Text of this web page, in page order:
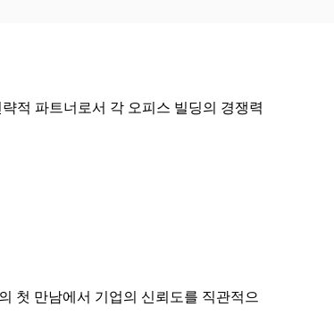
적 파트너로서 각 오피스 빌딩의 경쟁력
첫 만남에서 기업의 신뢰도를 직관적으